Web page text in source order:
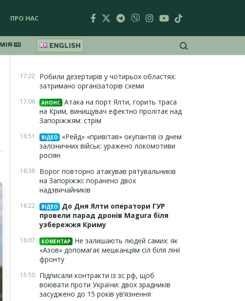
ПРО НАС
ENGLISH
17:22 Робили дезертирів у чотирьох областях:
затримано організаторів схеми
17:06 АНОНС Атака на порт Ялти, горить траса
на Крим, винищувач ефектно пролітає над
Запоріжжям: стрім
16:51 ВІДЕО
«Рейд» «привітав» окупантів із днем
залізничних військ: уражено локомотиви
росіян
16:38 Ворог повторно атакував рятувальників
на Запоріжжі: поранено двох
надзвичайників
16:22 ВІДЕО
До Дня Ялти оператори ГУР
провели парад дронів Magura біля
узбережжя Криму
16:07 КОМЕНТАР
Не залишають людей самих: як
«Азов» допомагає мешканцям сіл біля лінії
фронту
15:50 Підписали контракти із зс рф, щоб
воювати проти України: двох зрадників
засуджено до 15 років ув’язнення